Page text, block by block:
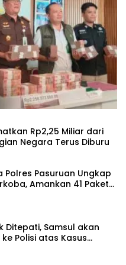
Rp2,25 Miliar dari
Negara Terus Diburu
Polres Pasuruan Ungkap
Amankan 41 Paket
Ditepati, Samsul akan
ke Polisi atas Kasus